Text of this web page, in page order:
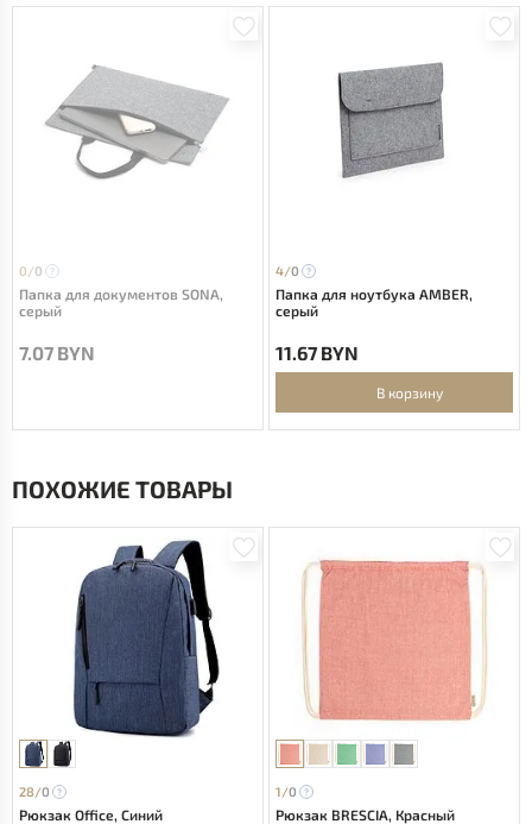
0/0
Папка для документов SONA,
серый
7.07 BYN
4/0
Папка для ноутбука AMBER,
серый
11.67 BYN
В корзину
ПОХОЖИЕ ТОВАРЫ
28/0
Рюкзак Office, Синий
1/0
Рюкзак BRESCIA, Красный